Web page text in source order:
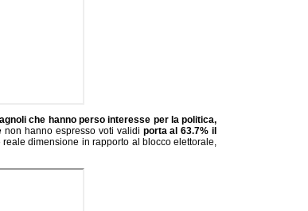
che hanno perso interesse per la politica,
non hanno espresso voti validi porta al 63.7% il
dimensione in rapporto al blocco elettorale,